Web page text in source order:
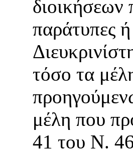
διοικήσεων
παράτυπες ή
τόσο τα
μέλη που
41 του Ν.